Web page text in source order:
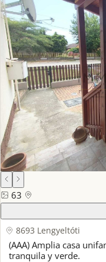
63
8693 Lengyeltóti
(AAA) Amplia casa
tranquila y verde.